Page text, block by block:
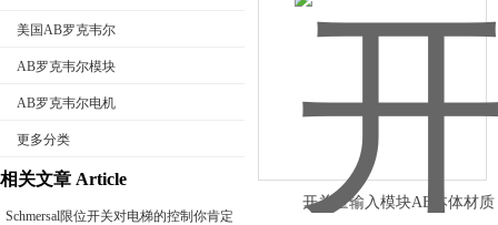
美国AB罗克韦尔
AB罗克韦尔模块
AB罗克韦尔电机
更多分类
相关文章 Article
Schmersal限位开关对电梯的控制你肯定
开关量输入模块AB本体材质